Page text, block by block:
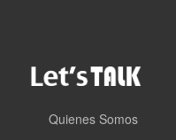
Quienes Somos